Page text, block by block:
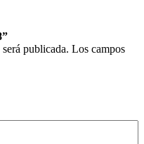
publicada. Los campos